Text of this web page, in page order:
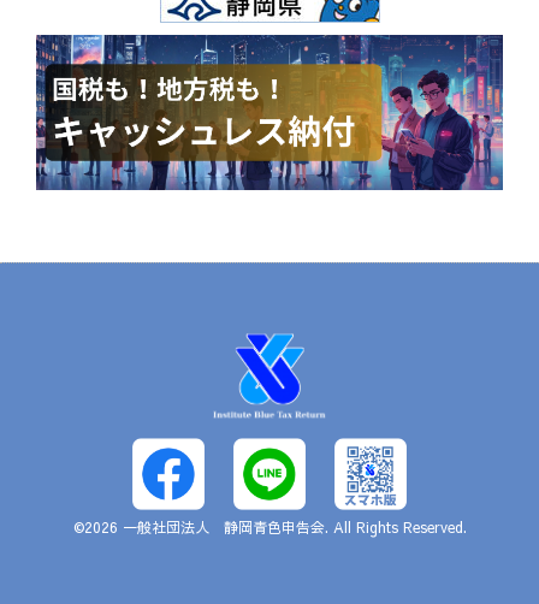
©2026 一般社団法人 静岡青色申告会. All Rights Reserved.